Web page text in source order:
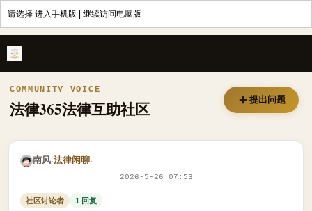
请选择 进入手机版 继续访问电脑版
COMMUNITY VOICE
法律365法律互助社区 提出问题
南风·法律闲聊·
2026-5-26 07:53
社区讨论者 1 回复